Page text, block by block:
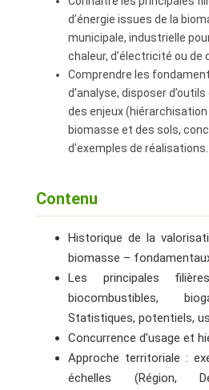
d’énergie issues de la
municipale, industrielle
chaleur, d’électricité ou de
Comprendre les
d’analyse, disposer
des enjeux
biomasse et des sols,
d’exemples de réalisations.
Contenu
Historique de la
biomasse –
Les principales
biocombustibles,
Statistiques, potentiels,
Concurrence d’usage et
Approche territoriale :
échelles (Région,